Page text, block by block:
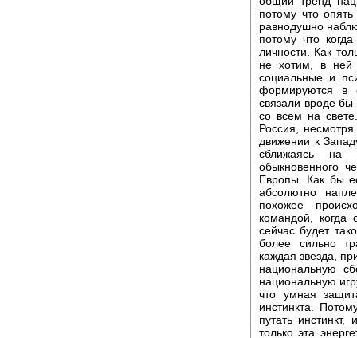
потому что
равнодушно
потому что
личности. Как
не хотим, в ней
социальные и
формируются в
связали вроде
со всем на
Россия,
движении к
сближаясь на
обыкновенного
Европы. Как бы
абсолютно
похожее
командой,
сейчас будет
более сильно
каждая звезда,
национальную
национальную
что умная
инстинкта.
путать
только эта